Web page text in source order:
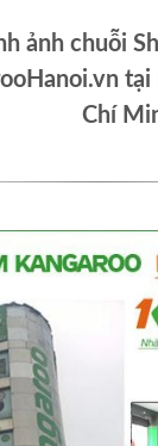
ảnh chuỗi
tại
Chí